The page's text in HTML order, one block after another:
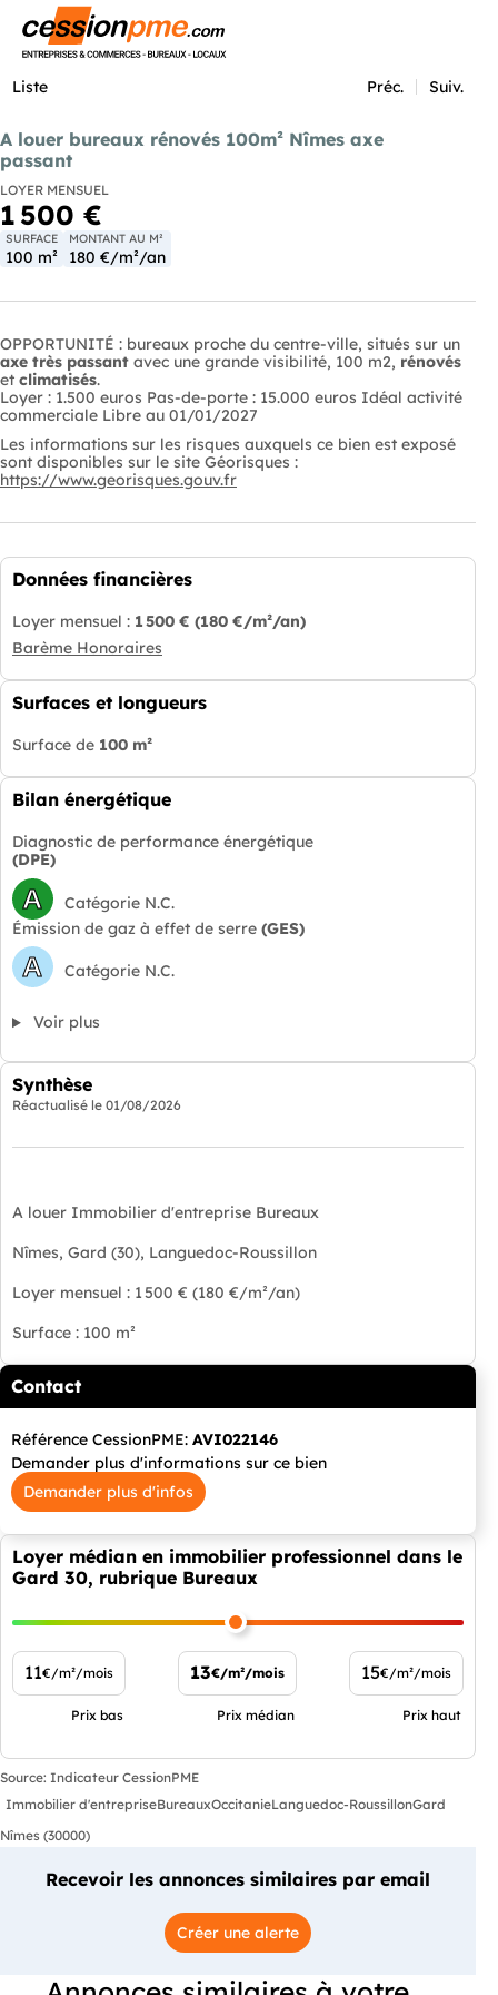
Liste Préc. Suiv.
A louer bureaux rénovés 100m² Nîmes axe
passant
LOYER MENSUEL
1 500 €
SURFACE
100 m²
MONTANT AU M²
180 €/m²/an
OPPORTUNITÉ : bureaux proche du centre-ville, situés sur un
axe très passant avec une grande visibilité, 100 m2, rénovés
et climatisés.
Loyer : 1.500 euros Pas-de-porte : 15.000 euros Idéal activité
commerciale Libre au 01/01/2027
Les informations sur les risques auxquels ce bien est exposé
sont disponibles sur le site Géorisques :
https://www.georisques.gouv.fr
Données financières
Loyer mensuel : 1 500 € (180 €/m²/an)
Barème Honoraires
Surfaces et longueurs
Surface de 100 m²
Bilan énergétique
Diagnostic de performance énergétique
(DPE)
A
Catégorie N.C.
Émission de gaz à effet de serre (GES)
A Catégorie N.C.
Voir plus
Synthèse
Réactualisé le 01/08/2026
A louer Immobilier d'entreprise Bureaux
Nîmes, Gard (30), Languedoc-Roussillon
Loyer mensuel : 1 500 € (180 €/m²/an)
Surface : 100 m²
Contact
Référence CessionPME: AVI022146
Demander plus d'informations sur ce bien
Demander plus d'infos
Loyer médian en immobilier professionnel dans le
Gard 30, rubrique Bureaux
11€/m²/mois
Prix bas
13€/m²/mois
Prix médian
15€/m²/mois
Prix haut
Source: Indicateur CessionPME
Immobilier d'entrepriseBureauxOccitanieLanguedoc-RoussillonGard
Nîmes (30000)
Recevoir les annonces similaires par email
Créer une alerte